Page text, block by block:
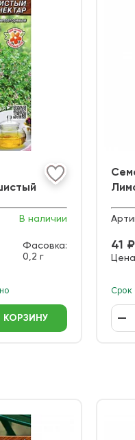
В наличии
Фасовка:
0,2 г
КОРЗИНУ
41 ₽
Срок